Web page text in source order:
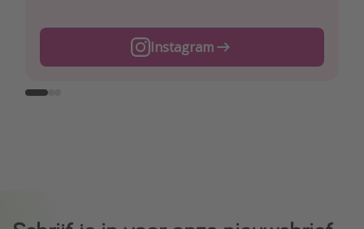
Instagram
Facebook
TikTok